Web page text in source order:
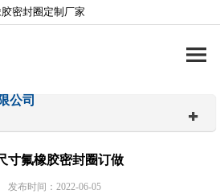
密封圈定制厂家
公司
寸氟橡胶密封圈订做
发布时间：2022-06-05